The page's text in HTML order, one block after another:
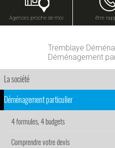
Agences proche de moi être
Tremblaye
Déménagement
La société
Déménagement particulier
4 formules, 4 budgets
Comprendre votre devis